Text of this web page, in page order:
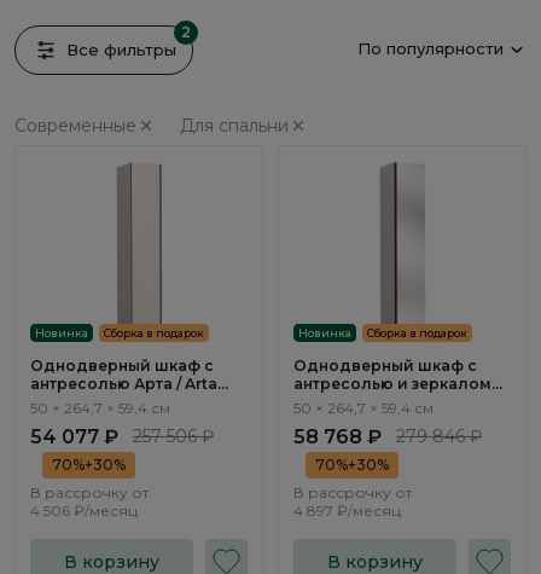
2
Все фильтры По популярности
Современные Для спальни
Новинка Сборка в подарок
Однодверный шкаф с
антресолью Арта / Arta
AR1611.1
50 × 264,7 × 59,4 см
54 077 ₽ 257 506 ₽
70%+30%
В рассрочку от
4 506 ₽/месяц
В корзину
Новинка Сборка в подарок
Однодверный шкаф с
антресолью и зеркалом
Арта / Arta AR1604.0
50 × 264,7 × 59,4 см
58 768 ₽ 279 846 ₽
70%+30%
В рассрочку от
4 897 ₽/месяц
В корзину